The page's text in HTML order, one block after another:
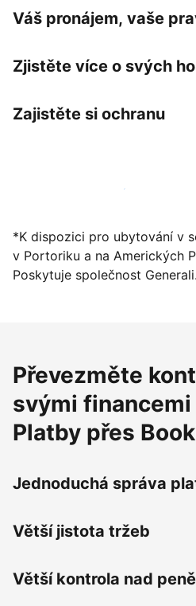
Váš pronájem, vaše
Zjistěte více o svých
Zajistěte si ochranu
Zaregistrovat ubytování už
*K dispozici pro ubytování v
v Portoriku a na Amerických
Poskytuje společnost Generali.
Převezměte
svými
Platby přes
Jednoduchá správa
Větší jistota tržeb
Větší kontrola nad